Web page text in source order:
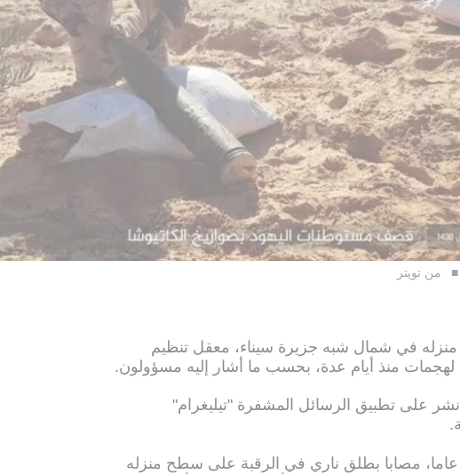
من تويتر
في شمال شبه جزيرة سيناء، معقل تنظيم
منذ أيام عدة، بحسب ما أشار إليه مسؤولون.
على تطبيق الرسائل المشفرة "تيليغرام"
وعُثر على مسيحي يبلغ من العمر 40 عاما، مصابا بطلق ناري في الرقبة على سطح منزله